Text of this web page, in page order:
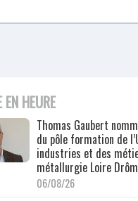
EN HEURE
Thomas Gaubert
du pôle formation de
industries et des
métallurgie Loire
06/08/26